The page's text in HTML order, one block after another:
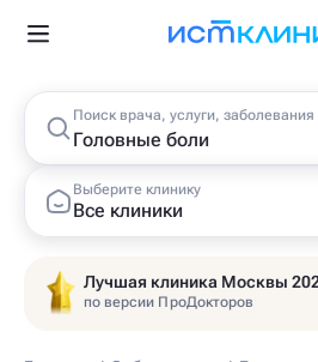
Поиск врача, услуги, заболевания
Выберите клинику
Все клиники
Лучшая клиника Москвы
по версии ПроДокторов